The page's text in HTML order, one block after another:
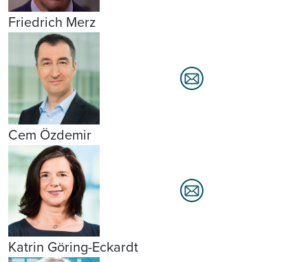
Friedrich Merz
Cem Özdemir
Katrin Göring-Eckardt